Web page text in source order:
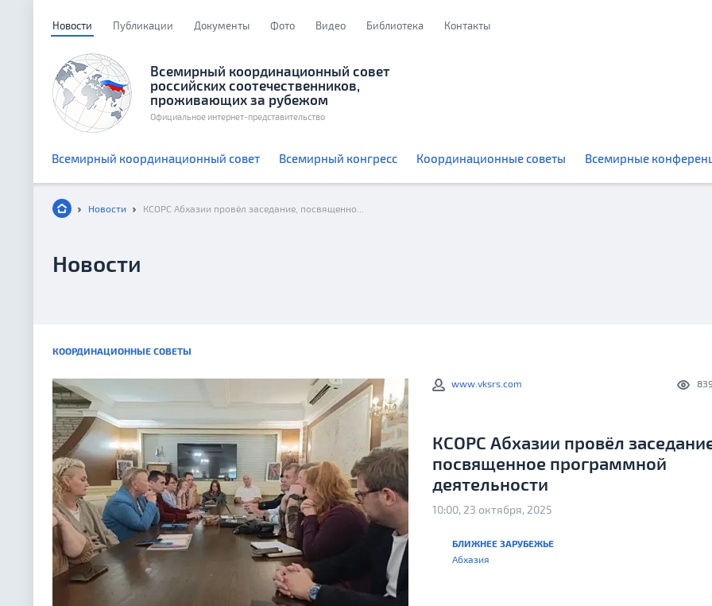
Новости Публикации Документы Фото Видео Библиотека Контакты
Всемирный координационный совет
российских соотечественников,
проживающих за рубежом
Официальное интернет-представительство
Всемирный координационный совет Всемирный конгресс Координационные советы Всемирные
Новости
Новости
КООРДИНАЦИОННЫЕ СОВЕТЫ
839
www.vksrs.com
КСОРС Абхазии провёл
посвященное программной
деятельности
10:00, 23 октября, 2025
БЛИЖНЕЕ ЗАРУБЕЖЬЕ
Абхазия